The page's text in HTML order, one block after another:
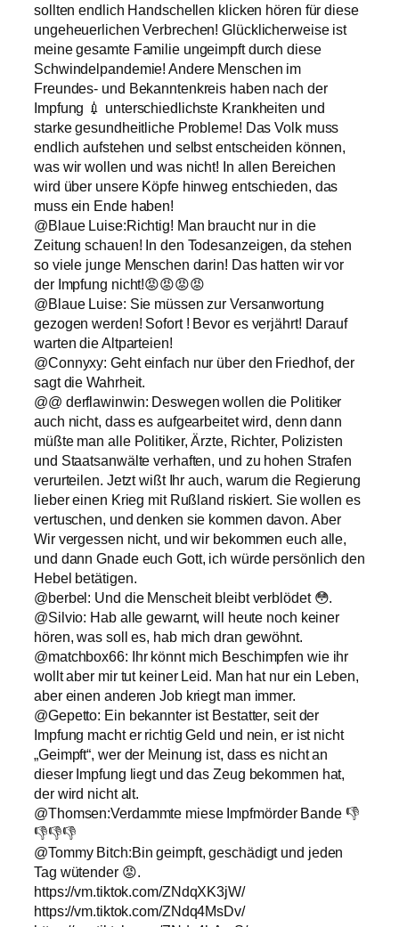
sollten endlich Handschellen klicken hören für diese
ungeheuerlichen Verbrechen! Glücklicherweise ist
meine gesamte Familie ungeimpft durch diese
Schwindelpandemie! Andere Menschen im
Freundes- und Bekanntenkreis haben nach der
Impfung 💉 unterschiedlichste Krankheiten und
starke gesundheitliche Probleme! Das Volk muss
endlich aufstehen und selbst entscheiden können,
was wir wollen und was nicht! In allen Bereichen
wird über unsere Köpfe hinweg entschieden, das
muss ein Ende haben!
@Blaue Luise:Richtig! Man braucht nur in die
Zeitung schauen! In den Todesanzeigen, da stehen
so viele junge Menschen darin! Das hatten wir vor
der Impfung nicht!😡😡😡😡
@Blaue Luise: Sie müssen zur Versanwortung
gezogen werden! Sofort ! Bevor es verjährt! Darauf
warten die Altparteien!
@Connyxy: Geht einfach nur über den Friedhof, der
sagt die Wahrheit.
@@ derflawinwin: Deswegen wollen die Politiker
auch nicht, dass es aufgearbeitet wird, denn dann
müßte man alle Politiker, Ärzte, Richter, Polizisten
und Staatsanwälte verhaften, und zu hohen Strafen
verurteilen. Jetzt wißt Ihr auch, warum die Regierung
lieber einen Krieg mit Rußland riskiert. Sie wollen es
vertuschen, und denken sie kommen davon. Aber
Wir vergessen nicht, und wir bekommen euch alle,
und dann Gnade euch Gott, ich würde persönlich den
Hebel betätigen.
@berbel: Und die Menscheit bleibt verblödet 😳.
@Silvio: Hab alle gewarnt, will heute noch keiner
hören, was soll es, hab mich dran gewöhnt.
@matchbox66: Ihr könnt mich Beschimpfen wie ihr
wollt aber mir tut keiner Leid. Man hat nur ein Leben,
aber einen anderen Job kriegt man immer.
@Gepetto: Ein bekannter ist Bestatter, seit der
Impfung macht er richtig Geld und nein, er ist nicht
„Geimpft“, wer der Meinung ist, dass es nicht an
dieser Impfung liegt und das Zeug bekommen hat,
der wird nicht alt.
@Thomsen:Verdammte miese Impfmörder Bande 👎
👎👎👎
@Tommy Bitch:Bin geimpft, geschädigt und jeden
Tag wütender 😡.
https://vm.tiktok.com/ZNdqXK3jW/
https://vm.tiktok.com/ZNdq4MsDv/